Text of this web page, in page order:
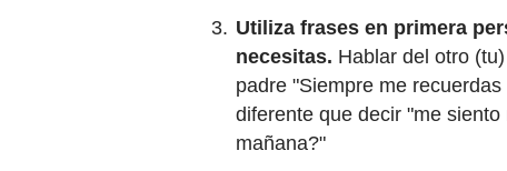
Utiliza frases en primera
necesitas. Hablar del otro
padre "Siempre me
diferente que decir "me
mañana?"